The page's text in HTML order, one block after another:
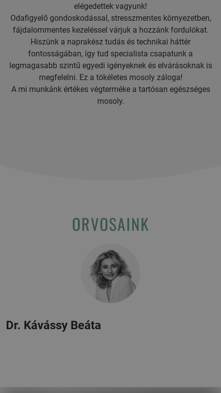
elégedettek vagyunk!
Odafigyelő gondoskodással, stresszmentes környezetben,
fájdalommentes kezeléssel várjuk a hozzánk fordulókat.
Hiszünk a naprakész tudás és technikai háttér
fontosságában, így tud specialista csapatunk a
legmagasabb szintű egyedi igényeknek és elvárásoknak is
megfelelni. Ez a tökéletes mosoly záloga!
A mi munkánk értékes végterméke a tartósan egészséges
mosoly.
ORVOSAINK
Dr. Kávássy Beáta